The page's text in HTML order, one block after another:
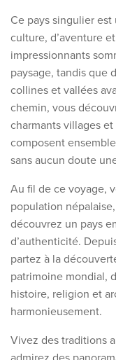
Voir tous les
Lune de miel
Adultes
Luxe
Voir tous les
Les
IKYK Malte
Dhigali
SALT of
Voir toutes les
À
Ce pays singulier
culture, d’aventure
impressionnants
paysage, tandis que
collines et vallées
chemin, vous
charmants villages
composent
sans aucun doute
Au fil de ce voyage,
population
découvrez un pays
d’authenticité.
partez à la
patrimoine mondial,
histoire, religion et
harmonieusement.
Vivez des traditions